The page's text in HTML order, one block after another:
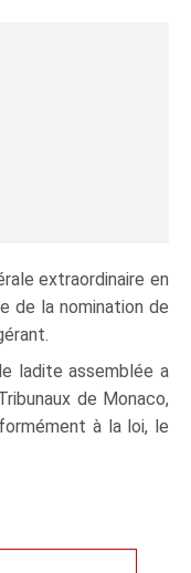
extraordinaire en
de la nomination de
ladite assemblée a
de Monaco,
à la loi, le